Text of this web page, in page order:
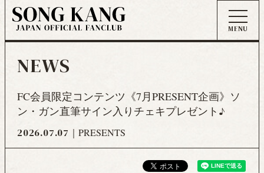
NEWS
FC会員限定コンテンツ《7月PRESENT企画》ソ
ン・ガン直筆サイン入りチェキプレゼント♪
2026.07.07 PRESENTS